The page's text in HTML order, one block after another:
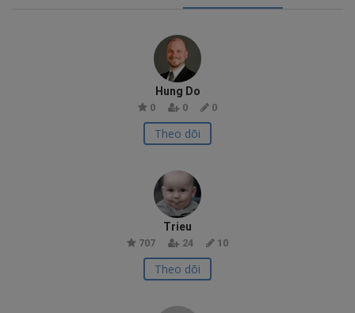
Hung Do
0 0 0
Theo dõi
Trieu
707 24 10
Theo dõi